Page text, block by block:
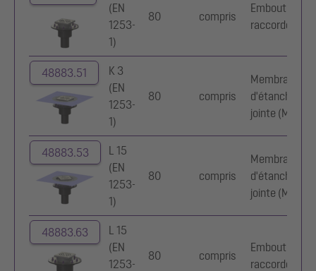
(EN
1253-
1)
80 compris
Embout de
raccordement
48883.51
K 3
(EN
1253-
1)
80 compris
Membrane
d'étanchéité
jointe (MEj)
48883.53
L 15
(EN
1253-
1)
80 compris
Membrane
d'étanchéité
jointe (MEj)
48883.63
L 15
(EN
1253-
80 compris
Embout de
raccordement